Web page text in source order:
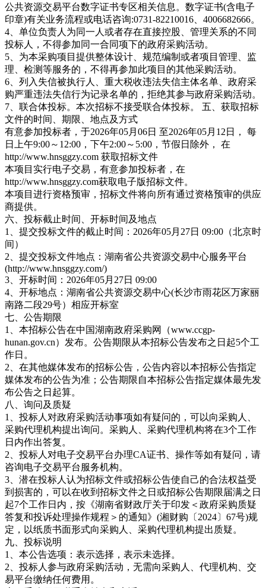
公共资源交易平台数字证书专区相关信息。数字证书(含电子
印章)有关业务流程或电话咨询:0731-82210016、4006682666。
4、单位负责人为同一人或者存在直接控股、管理关系的不同
投标人，不得参加同一合同项下的政府采购活动。
5、为本采购项目提供整体设计、规范编制或者项目管理、监
理、检测等服务的，不得再参加此项目的其他采购活动。
6、列入失信被执行人、重大税收违法失信主体名单、政府采
购严重违法失信行为记录名单的，拒绝其参与政府采购活动。
7、联合体投标。本次招标不接受联合体投标。 五、获取招标
文件的时间、期限、地点及方式
有意参加投标者，于2026年05月06日 至2026年05月12日， 每
日上午9:00～12:00，下午2:00～5:00，节假日除外， 在
http://www.hnsggzy.com 获取招标文件
本项目实行电子交易，有意参加投标者，在
http://www.hnsggzy.com获取电子版招标文件。
本项目进行资格预审，招标文件将向所有通过资格预审的供应
商提供。
六、投标截止时间、开标时间及地点
1、提交投标文件的截止时间：2026年05月27日 09:00（北京时
间）
2、提交投标文件地点：湖南省公共资源交易中心服务平台
(http://www.hnsggzy.com/)
3、开标时间：2026年05月27日 09:00
4、开标地点：湖南省公共资源交易中心(长沙市雨花区万家丽
南路二段29号）相应开标室
七、公告期限
1、本招标公告在中国湖南政府采购网（www.ccgp-
hunan.gov.cn）发布。公告期限从本招标公告发布之日起5个工
作日。
2、在其他媒体发布的招标公告，公告内容以本招标公告指定
媒体发布的公告为准；公告期限自本招标公告指定媒体最先发
布公告之日起算。
八、询问及质疑
1、投标人对政府采购活动事项如有疑问的，可以向采购人、
采购代理机构提出询问。采购人、采购代理机构将在3个工作
日内作出答复。
2、投标人对电子交易平台办理CA证书、操作等如有疑问，请
咨询电子交易平台服务机构。
3、潜在投标人认为招标文件或招标公告使自己的合法权益受
到损害的，可以在收到招标文件之日或招标公告期限届满之日
起7个工作日内，按《湖南省财政厅关于印发＜政府采购质疑
答复和投诉处理操作规程＞的通知》(湘财购〔2024〕67号)规
定，以纸质书面形式向采购人、采购代理机构提出质疑。
九、投标说明
1、本公告选项：表示选择，表示未选择。
2、投标人参与政府采购活动，无需向采购人、代理机构、交
易平台缴纳任何费用。